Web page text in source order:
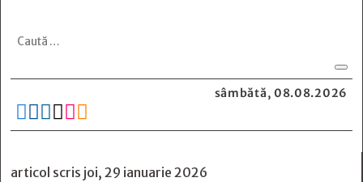
sâmbătă, 08.08.2026
     
articol scris joi, 29 ianuarie 2026